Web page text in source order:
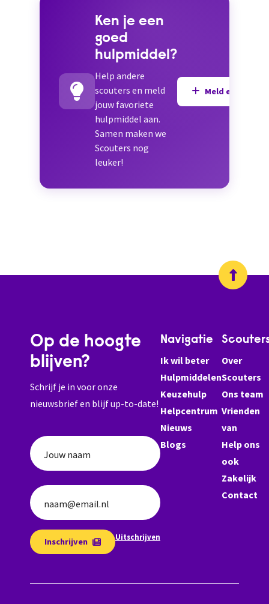
Ken je een
goed
hulpmiddel?
Help andere
scouters en meld
jouw favoriete
hulpmiddel aan.
Samen maken we
Scouters nog
leuker!
Meld een
Op de hoogte
blijven?
Schrijf je in voor onze
nieuwsbrief en blijf up-to-date!
Jouw naam
naam@email.nl
Inschrijven Uitschrijven
Navigatie
Ik wil beter
Hulpmiddelen
Keuzehulp
Helpcentrum
Nieuws
Blogs
Over
Scouters
Ons team
Vrienden
van
Help ons
ook
Zakelijk
Contact